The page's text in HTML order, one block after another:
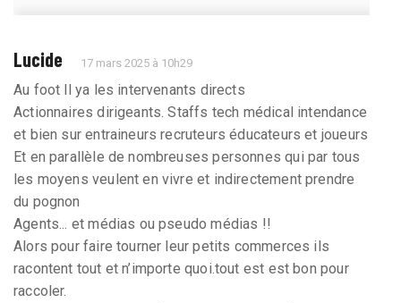
Lucide 17 mars 2025 à 10h29
Au foot ll ya les intervenants directs
Actionnaires dirigeants. Staffs tech médical intendance
et bien sur entraineurs recruteurs éducateurs et joueurs
Et en parallèle de nombreuses personnes qui par tous
les moyens veulent en vivre et indirectement prendre
du pognon
Agents... et médias ou pseudo médias !!
Alors pour faire tourner leur petits commerces ils
racontent tout et n’importe quoi.tout est est bon pour
raccoler.